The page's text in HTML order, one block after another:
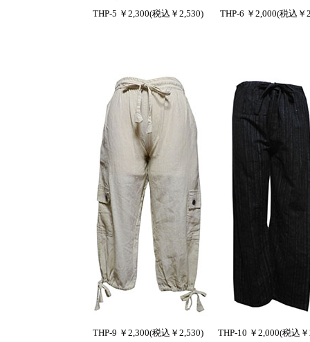
THP-5 ￥2,300(税込￥2,530) THP-6 ￥2,000(税込￥
THP-9 ￥2,300(税込￥2,530) THP-10 ￥2,000(税込